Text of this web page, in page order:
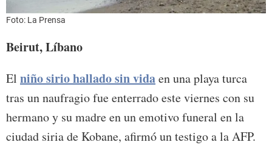
Foto: La Prensa
Beirut, Líbano
El niño sirio hallado sin vidaen una playa turca
tras un naufragio fue enterrado este viernes con su
hermano y su madre en un emotivo funeral en la
ciudad siria de Kobane, afirmó un testigo a la AFP.